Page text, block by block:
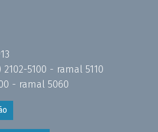
2102-5100 - ramal 5110
- ramal 5060